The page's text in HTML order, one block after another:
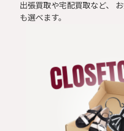
出張買取や宅配買取など、
も選べます。